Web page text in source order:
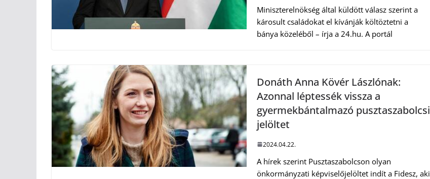
Miniszterelnökség által küldött válasz szerint a
károsult családokat el kívánják költöztetni a
bánya közeléből – írja a 24.hu. A portál
Donáth Anna Kövér Lászlónak:
Azonnal léptessék vissza a
gyermekbántalmazó pusztaszabolcsi
jelöltet
2024.04.22.
A hírek szerint Pusztaszabolcson olyan
önkormányzati képviselőjelöltet indít a Fidesz, aki